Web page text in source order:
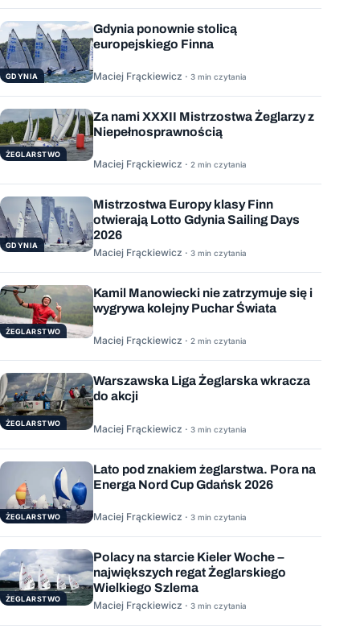
GDYNIA
Gdynia ponownie stolicą
europejskiego Finna
Maciej Frąckiewicz · 3 min czytania
ŻEGLARSTWO
Za nami XXXII Mistrzostwa Żeglarzy z
Niepełnosprawnością
Maciej Frąckiewicz · 2 min czytania
GDYNIA
Mistrzostwa Europy klasy Finn
otwierają Lotto Gdynia Sailing Days
2026
Maciej Frąckiewicz · 3 min czytania
ŻEGLARSTWO
Kamil Manowiecki nie zatrzymuje się i
wygrywa kolejny Puchar Świata
Maciej Frąckiewicz · 2 min czytania
ŻEGLARSTWO
Warszawska Liga Żeglarska wkracza
do akcji
Maciej Frąckiewicz · 3 min czytania
ŻEGLARSTWO
Lato pod znakiem żeglarstwa. Pora na
Energa Nord Cup Gdańsk 2026
Maciej Frąckiewicz · 3 min czytania
ŻEGLARSTWO
Polacy na starcie Kieler Woche –
największych regat Żeglarskiego
Wielkiego Szlema
Maciej Frąckiewicz · 3 min czytania